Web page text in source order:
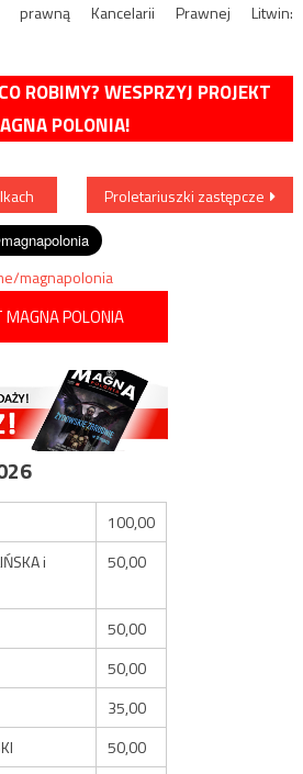
prawną Kancelarii Prawnej Litwin:
ROBIMY? WESPRZYJ PROJEKT
POLONIA!
Proletariuszki zastępcze
magnapolonia
MAGNA POLONIA
100,00
i
50,00
50,00
50,00
35,00
50,00